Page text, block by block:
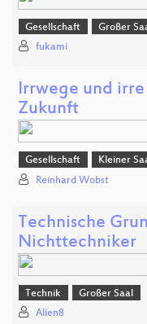
Gesellschaft Großer
fukami
Irrwege und
Zukunft
Gesellschaft Kleiner
Reinhard Wobst
Technische
Nichttechniker
Technik Großer Saal
Alien8